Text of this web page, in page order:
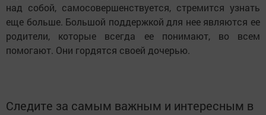
над собой, самосовершенствуется, стремится узнать
еще больше. Большой поддержкой для нее являются ее
родители, которые всегда ее понимают, во всем
помогают. Они гордятся своей дочерью.
Следите за самым важным и интересным в